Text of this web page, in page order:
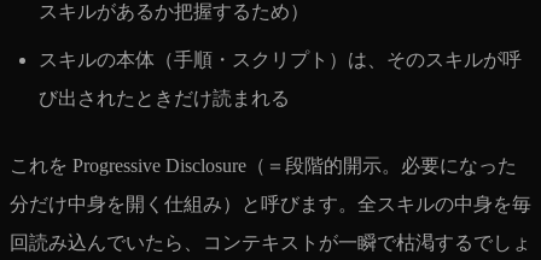
スキルがあるか把握するため）
スキルの本体（手順・スクリプト）は、そのスキルが呼
び出されたときだけ読まれる
これを Progressive Disclosure（＝段階的開示。必要になった
分だけ中身を開く仕組み）と呼びます。全スキルの中身を毎
回読み込んでいたら、コンテキストが一瞬で枯渇するでしょ